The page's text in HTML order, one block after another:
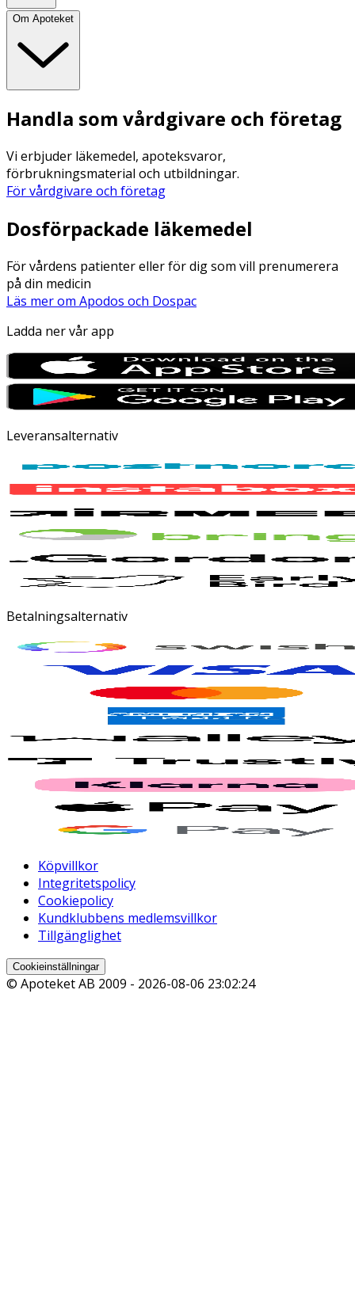
Om Apoteket
Handla som vårdgivare och företag
Vi erbjuder läkemedel, apoteksvaror,
förbrukningsmaterial och utbildningar.
För vårdgivare och företag
Dosförpackade läkemedel
För vårdens patienter eller för dig som vill prenumerera
på din medicin
Läs mer om Apodos och Dospac
Ladda ner vår app
Leveransalternativ
Betalningsalternativ
Köpvillkor
Integritetspolicy
Cookiepolicy
Kundklubbens medlemsvillkor
Tillgänglighet
Cookieinställningar
© Apoteket AB 2009 - 2026-08-06 23:02:24